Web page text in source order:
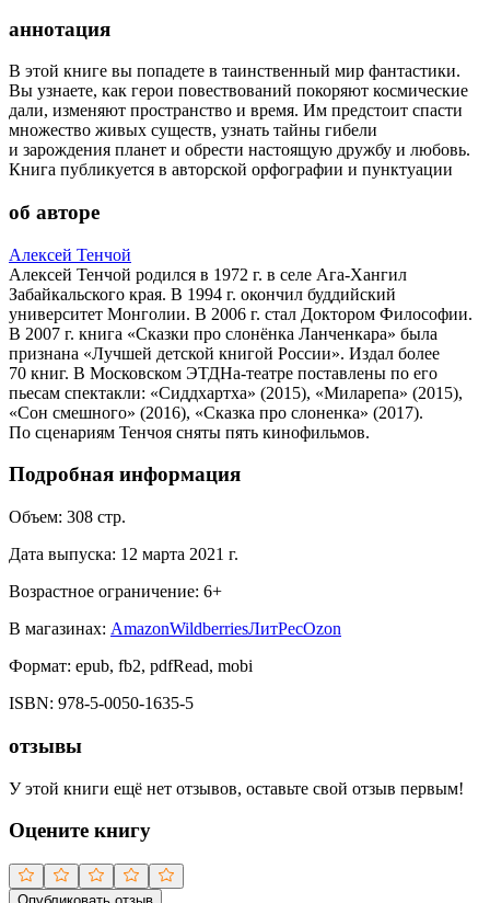
аннотация
В этой книге вы попадете в таинственный мир фантастики.
Вы узнаете, как герои повествований покоряют космические
дали, изменяют пространство и время. Им предстоит спасти
множество живых существ, узнать тайны гибели
и зарождения планет и обрести настоящую дружбу и любовь.
Книга публикуется в авторской орфографии и пунктуации
об авторе
Алексей Тенчой
Алексей Тенчой родился в 1972 г. в селе Ага-Хангил
Забайкальского края. В 1994 г. окончил буддийский
университет Монголии. В 2006 г. стал Доктором Философии.
В 2007 г. книга «Сказки про слонёнка Ланченкара» была
признана «Лучшей детской книгой России». Издал более
70 книг. В Московском ЭТДНа-театре поставлены по его
пьесам спектакли: «Сиддхартха» (2015), «Миларепа» (2015),
«Сон смешного» (2016), «Сказка про слоненка» (2017).
По сценариям Тенчоя сняты пять кинофильмов.
Подробная информация
Объем: 308 стр.
Дата выпуска: 12 марта 2021 г.
Возрастное ограничение: 6+
В магазинах: AmazonWildberriesЛитРесOzon
Формат: epub, fb2, pdfRead, mobi
ISBN: 978-5-0050-1635-5
отзывы
У этой книги ещё нет отзывов, оставьте свой отзыв первым!
Оцените книгу